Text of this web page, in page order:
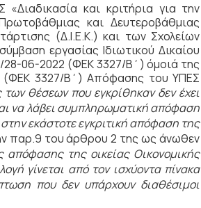
και κριτήρια για την
και Δευτεροβάθμιας
(Δ.Ι.Ε.Κ.) και των Σχολείων
εργασίας Ιδιωτικού Δικαίου
06-2022 (ΦΕΚ 3327/Β΄) όμοιά της
(ΦΕΚ 3327/Β΄) Απόφασης του ΥΠΕΣ
θέσεων που εγκρίθηκαν δεν έχει
να λάβει συμπληρωματική απόφαση
εκάστοτε εγκριτική απόφαση της
παρ.9 του άρθρου 2 της ως άνωθεν
της οικείας Οικονομικής
γίνεται από τον ισχύοντα πίνακα
που δεν υπάρχουν διαθέσιμοι